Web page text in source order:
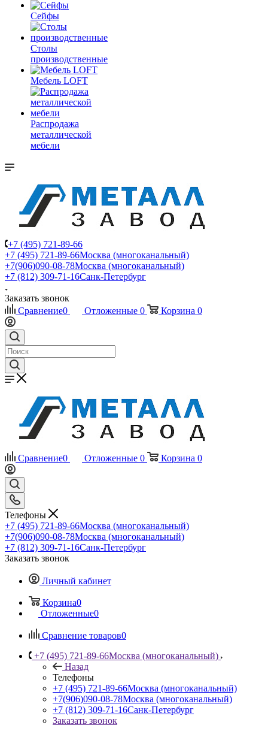
Сейфы
Столы
производственные
Мебель LOFT
Распродажа
металлической
мебели
+7 (495) 721-89-66
+7 (495) 721-89-66Москва (многоканальный)
+7(906)090-08-78Москва (многоканальный)
+7 (812) 309-71-16Санк-Петербург
Заказать звонок
Сравнение0 Отложенные 0 Корзина 0
Сравнение0 Отложенные 0 Корзина 0
Телефоны
+7 (495) 721-89-66Москва (многоканальный)
+7(906)090-08-78Москва (многоканальный)
+7 (812) 309-71-16Санк-Петербург
Заказать звонок
Личный кабинет
Корзина0
Отложенные0
Сравнение товаров0
+7 (495) 721-89-66Москва (многоканальный)
Назад
Телефоны
+7 (495) 721-89-66Москва (многоканальный)
+7(906)090-08-78Москва (многоканальный)
+7 (812) 309-71-16Санк-Петербург
Заказать звонок